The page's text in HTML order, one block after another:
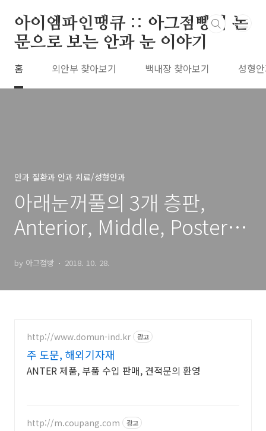
아이엠파인땡큐 :: 아그점빵의 논
문으로 보는 안과 눈 이야기
홈 외안부 찾아보기 백내장 찾아보기 성형
안과 질환과 안과 치료/성형안과
아래눈꺼풀의 3개 층판,
Anterior, Middle, Posterior
상 구조
by 아그점빵 2018. 10. 28.
http://www.domun-ind.kr 광고
주 도문, 해외기자재
ANTER 제품, 부품 수입 판매, 견적문의 환영
http://m.coupang.com 광고